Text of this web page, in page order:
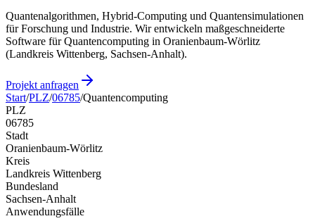
Quantenalgorithmen, Hybrid-Computing und Quantensimulationen
für Forschung und Industrie. Wir entwickeln maßgeschneiderte
Software für Quantencomputing in Oranienbaum-Wörlitz
(Landkreis Wittenberg, Sachsen-Anhalt).
Projekt anfragen
Start/PLZ/06785/Quantencomputing
PLZ
06785
Stadt
Oranienbaum-Wörlitz
Kreis
Landkreis Wittenberg
Bundesland
Sachsen-Anhalt
Anwendungsfälle